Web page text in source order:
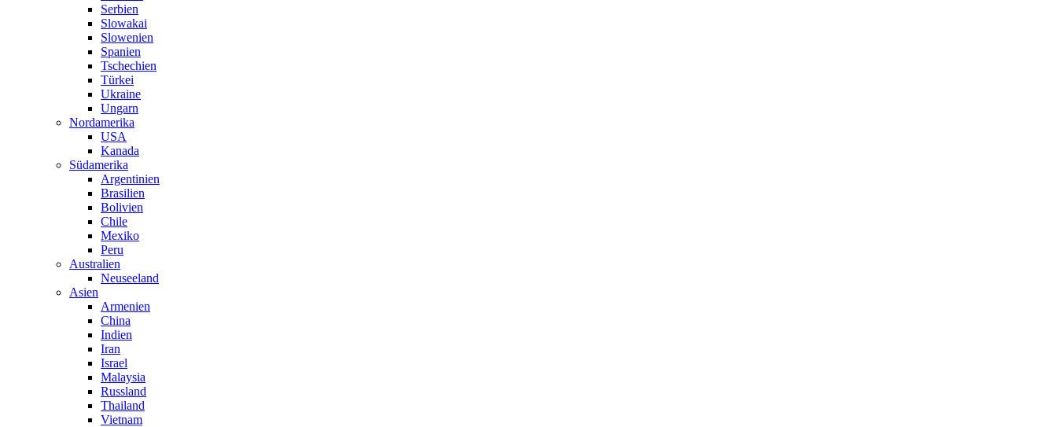
Serbien
Slowakai
Slowenien
Spanien
Tschechien
Türkei
Ukraine
Ungarn
Nordamerika
USA
Kanada
Südamerika
Argentinien
Brasilien
Bolivien
Chile
Mexiko
Peru
Australien
Neuseeland
Asien
Armenien
China
Indien
Iran
Israel
Malaysia
Russland
Thailand
Vietnam